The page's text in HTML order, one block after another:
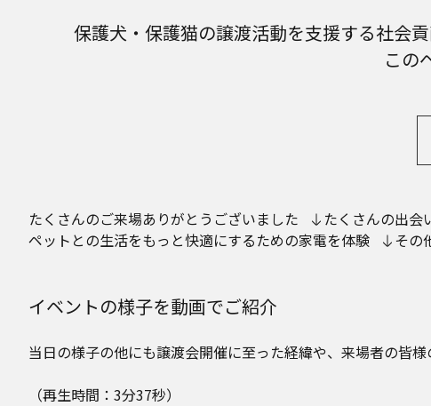
保護犬・保護猫の譲渡活動を支援する社会
この
たくさんのご来場ありがとうございました たくさんの出会
ペットとの生活をもっと快適にするための家電を体験
その
イベントの様子を動画でご紹介
当日の様子の他にも譲渡会開催に至った経緯や、来場者の皆様
（再生時間：3分37秒）